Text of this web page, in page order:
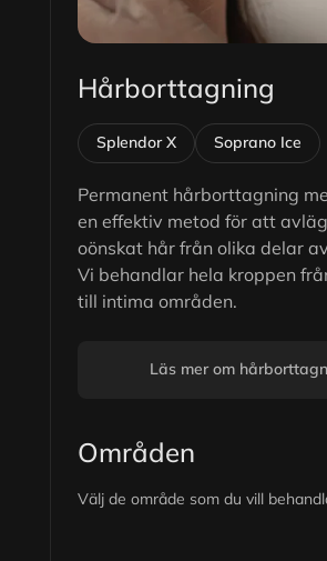
Hårborttagning
Splendor X Soprano Ice
Permanent hårborttagning
en effektiv metod för att
oönskat hår från olika delar
Vi behandlar hela kroppen
till intima områden.
Läs mer om
Områden
Välj de område som du vill